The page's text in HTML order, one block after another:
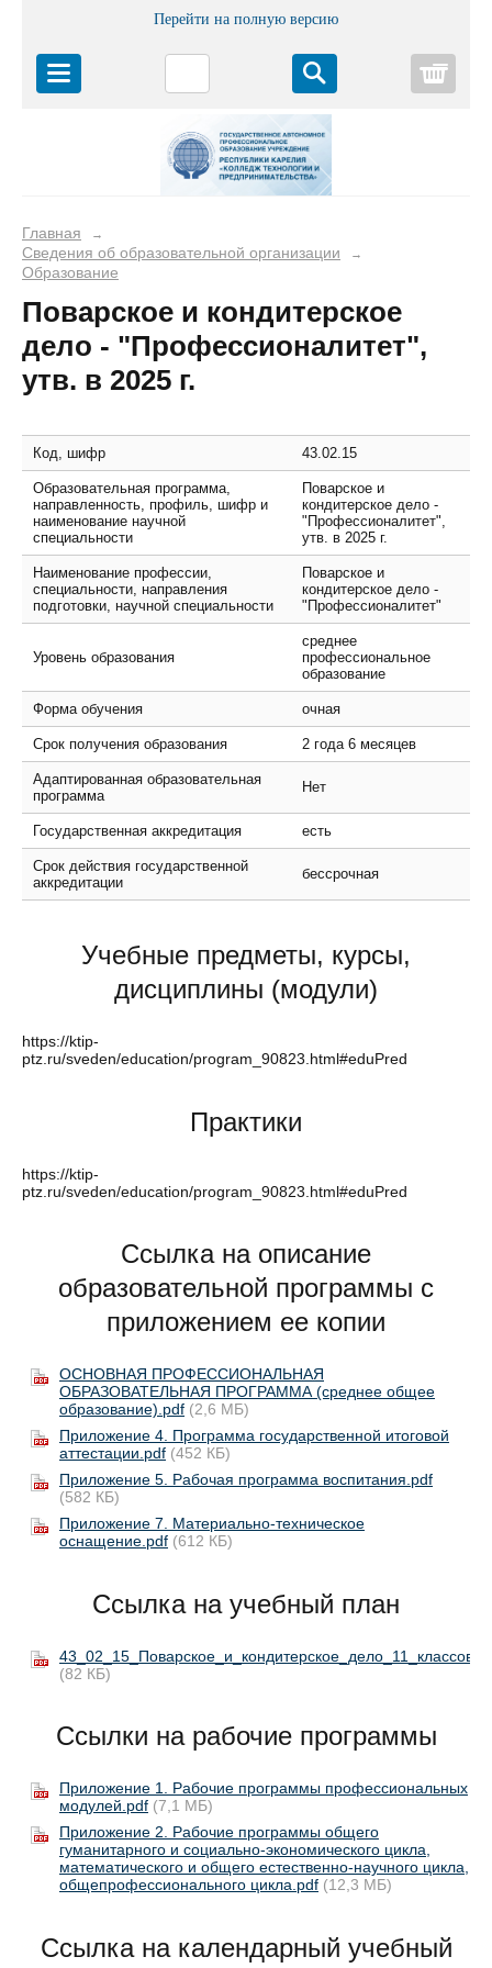
Перейти на полную версию
Главная →
Сведения об образовательной организации →
Образование
Поварское и кондитерское
дело - "Профессионалитет",
утв. в 2025 г.
Код, шифр 43.02.15
Образовательная программа,
направленность, профиль, шифр и
наименование научной
специальности
Поварское и
кондитерское дело -
"Профессионалитет",
утв. в 2025 г.
Наименование профессии,
специальности, направления
подготовки, научной специальности
Поварское и
кондитерское дело -
"Профессионалитет"
Уровень образования
среднее
профессиональное
образование
Форма обучения очная
Срок получения образования 2 года 6 месяцев
Адаптированная образовательная
программа
Нет
Государственная аккредитация есть
Срок действия государственной
аккредитации
бессрочная
Учебные предметы, курсы,
дисциплины (модули)
https://ktip-
ptz.ru/sveden/education/program_90823.html#eduPred
Практики
https://ktip-
ptz.ru/sveden/education/program_90823.html#eduPred
Ссылка на описание
образовательной программы с
приложением ее копии
ОСНОВНАЯ ПРОФЕССИОНАЛЬНАЯ
ОБРАЗОВАТЕЛЬНАЯ ПРОГРАММА (среднее общее
образование).pdf (2,6 МБ)
Приложение 4. Программа государственной итоговой
аттестации.pdf (452 КБ)
Приложение 5. Рабочая программа воспитания.pdf
(582 КБ)
Приложение 7. Материально-техническое
оснащение.pdf (612 КБ)
Ссылка на учебный план
(82 КБ)
Ссылки на рабочие программы
Приложение 1. Рабочие программы профессиональных
модулей.pdf (7,1 МБ)
Приложение 2. Рабочие программы общего
гуманитарного и социально-экономического цикла,
математического и общего естественно-научного цикла,
общепрофессионального цикла.pdf (12,3 МБ)
Ссылка на календарный учебный